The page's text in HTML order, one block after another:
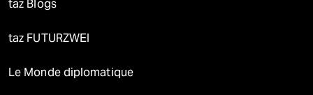
taz Blogs
taz FUTURZWEI
Le Monde diplomatique